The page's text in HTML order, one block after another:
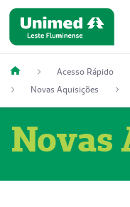
Acesso Rápido
Novas Aquisições
Novas